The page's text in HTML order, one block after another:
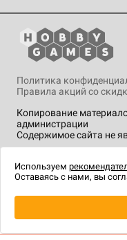
Копирование
администрации
Содержимое сайта не
Политика
Правила акций со
технологии.
Используем
Оставаясь с нами, вы